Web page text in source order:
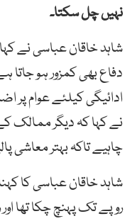
نہیں چل سکتا۔
شاہد خاقان عباسی نے
دفاع بھی کمزور ہو
ادائیگی کیلئے عوام پر
نے کہا کہ دیگر ممالک کے
چاہیے تاکہ بہتر معاشی